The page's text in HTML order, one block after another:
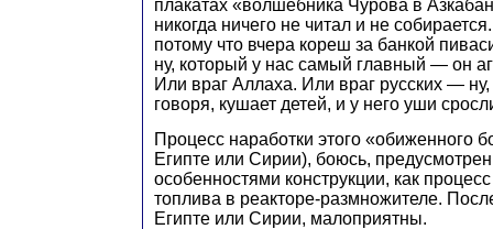
плакатах «волшебника Чурова в
никогда ничего не читал и не
потому что вчера кореш за банкой
ну, который у нас самый главный — он
Или враг Аллаха. Или враг русских —
говоря, кушает детей, и у него уши
Процесс наработки этого «обиженного
Египте или Сирии), боюсь,
особенностями конструкции, как
топлива в реакторе-размножителе.
Египте или Сирии, малоприятны.